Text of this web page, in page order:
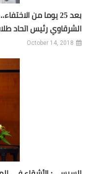
بعد 25 يوما من
الشرقاوي رئيس اتحاد
October 14, 2018